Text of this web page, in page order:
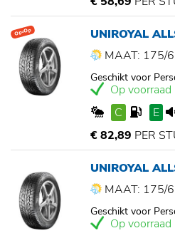
Op=Op
UNIROYAL
MAAT: 175/
Geschikt voor
Op voorraad
C
E
€ 82,89 PER
UNIROYAL
MAAT: 175/
Geschikt voor
Op voorraad